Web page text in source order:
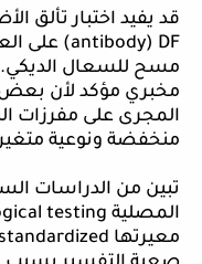
قد يفيد اختبار تألق
antibody) DF) على
مسح للسعال الديكي.
مخبري مؤكد لأن بعض
المجرى على مفرزات
منخفضة ونوعية
تبين من الدراسات
المصلية testing
معيرتها standardized